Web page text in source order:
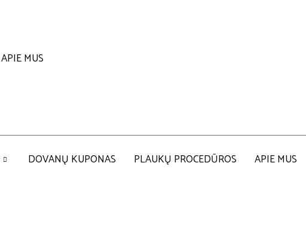
APIE MUS
DOVANŲ KUPONAS PLAUKŲ PROCEDŪROS APIE MUS